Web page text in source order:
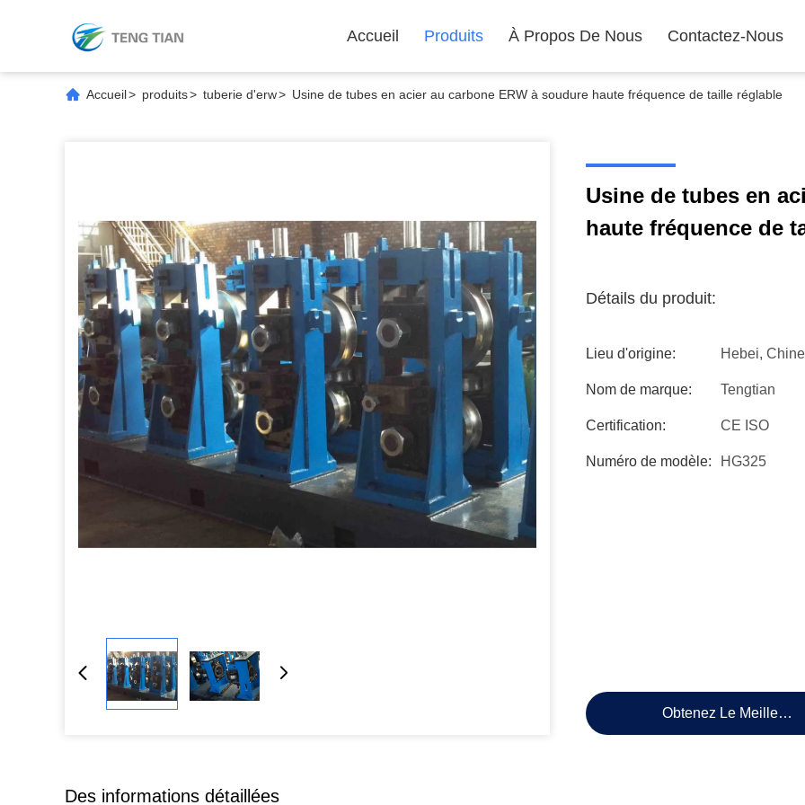
Accueil Produits À Propos De Nous Contactez-Nous
Accueil> produits> tuberie d'erw> Usine de tubes en acier au carbone ERW à soudure haute fréquence de taille réglable
Usine de tubes en
haute fréquence de
Détails du produit:
Lieu d'origine: Hebei, Chine
Nom de marque: Tengtian
Certification: CE ISO
Numéro de modèle: HG325
Obtenez Le Meilleur
Des informations détaillées